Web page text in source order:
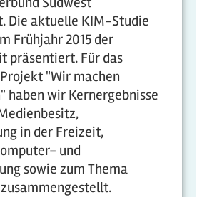
Die aktuelle KIM-Studie
Frühjahr 2015 der
präsentiert. Für das
"Wir machen
haben wir Kernergebnisse
in der Freizeit,
und
sowie zum Thema